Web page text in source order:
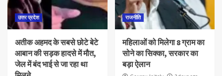
उत्तर प्रदेश
अतीक अहमद के सबसे छोटे बेटे
आबान की सड़क हादसे में मौत,
जेल में बंद भाई से जा रहा था
राजनीति
महिलाओं को मिलेगा 8 ग्राम का
सोने का सिक्का, सरकार का
बड़ा ऐलान